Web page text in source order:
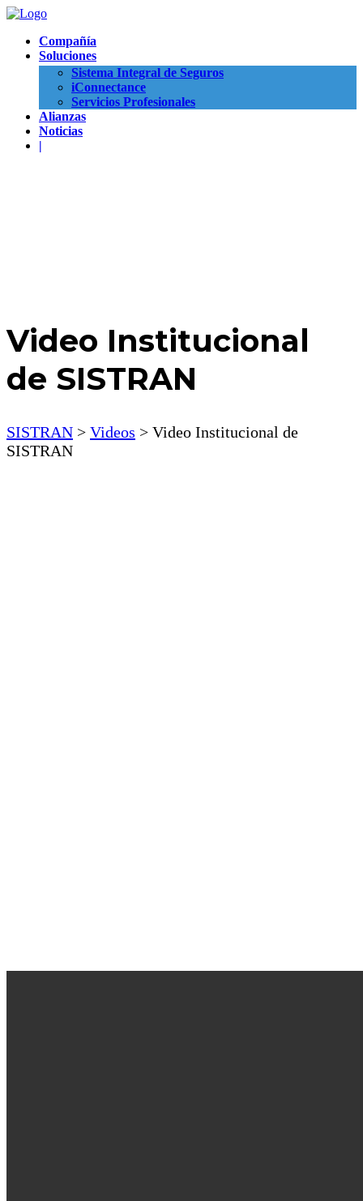
Compañía
Soluciones
Sistema Integral de Seguros
iConnectance
Servicios Profesionales
Alianzas
Noticias
|
Video Institucional
de SISTRAN
SISTRAN > Videos > Video Institucional de
SISTRAN